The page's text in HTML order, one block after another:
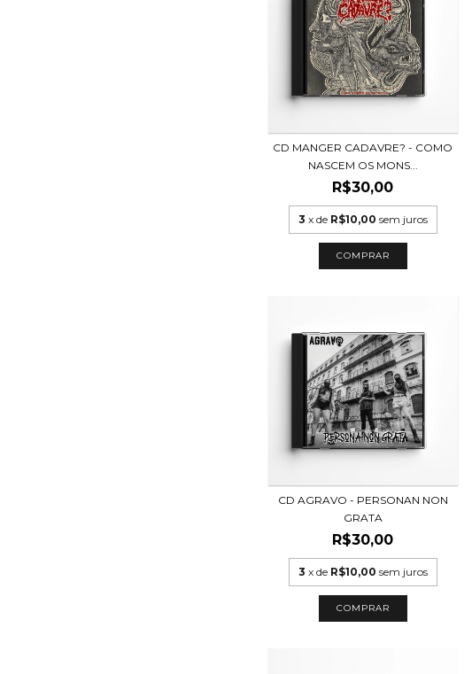
CD MANGER CADAVRE? - COMO
NASCEM OS MONS...
R$30,00
3 x de R$10,00 sem juros
CD AGRAVO - PERSONAN NON
GRATA
R$30,00
3 x de R$10,00 sem juros